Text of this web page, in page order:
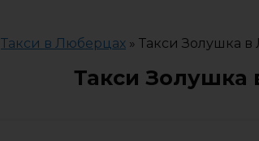
Такси в Люберцах » Такси Золушка
Такси Золушка